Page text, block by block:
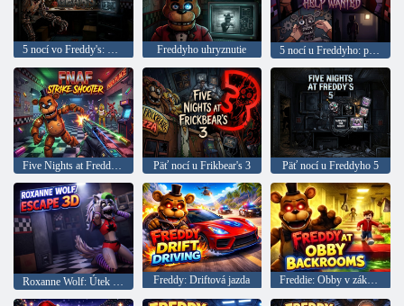
5 nocí vo Freddy's: Blood and Gear Freddyho uhryznutie 5 nocí u Freddyho: potrebná pomoc
Five Nights at Freddy's: Shooter Strike Päť nocí u Frikbear's 3 Päť nocí u Freddyho 5
Freddy: Driftová jazda Freddie: Obby v zákulisí